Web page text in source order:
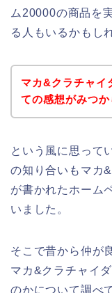
ム20000の商品を
る人もいるかもし
マカ&クラチャイ
ての感想がみつか
という風に思って
の知り合いもマカ
が書かれたホーム
いました。
そこで昔から仲が
マカ&クラチャイ
のかについて調べ